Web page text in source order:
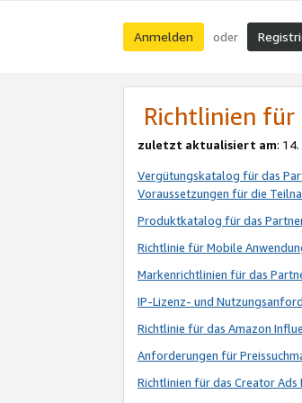
Anmelden oder
Richtlinien für
zuletzt aktualisiert am:
Vergütungskatalog für das
Voraussetzungen für die
Produktkatalog für das
Richtlinie für Mobile
Markenrichtlinien für das
IP-Lizenz- und
Richtlinie für das Amazon
Anforderungen für
Richtlinien für das Creator